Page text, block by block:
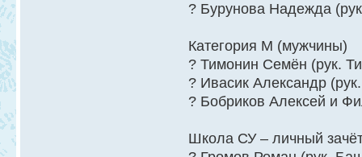
? Бурунова Надежда
Категория М (мужчины)
? Тимонин Семён (рук.
? Ивасик Александр
? Бобриков Алексей и
Школа СУ – личный